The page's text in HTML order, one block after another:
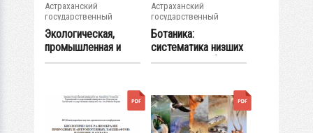
Астраханский
государственный
университет
Экологическая,
промышленная и
пожарная...
Астраханский
государственный
университет
Ботаника:
систематика низших
растений: учебное...